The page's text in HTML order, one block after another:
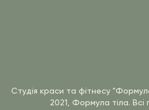
Студія краси та фітнесу
2021, Формула тіла. Всі